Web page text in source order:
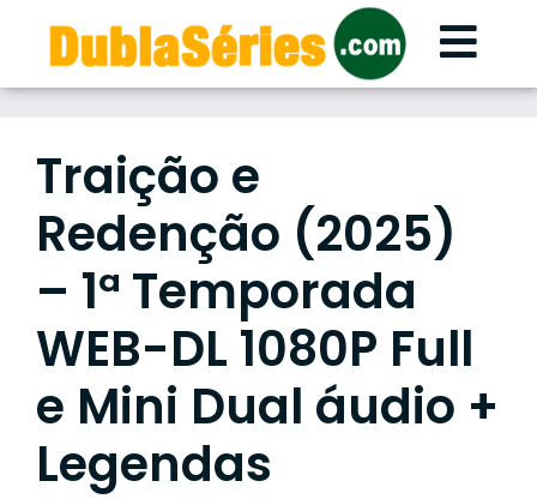
content
Traição e
Redenção (2025)
– 1ª Temporada
WEB-DL 1080P Full
e Mini Dual áudio +
Legendas